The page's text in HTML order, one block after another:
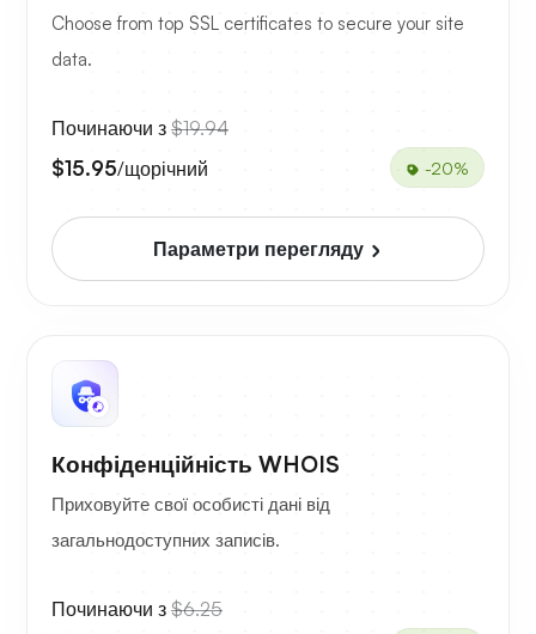
Choose from top SSL certificates to secure your site
data.
Починаючи з $19.94
$15.95/щорічний -20%
Параметри перегляду
Конфіденційність WHOIS
Приховуйте свої особисті дані від
загальнодоступних записів.
Починаючи з $6.25